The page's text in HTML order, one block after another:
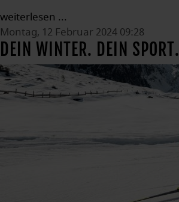
weiterlesen ...
Montag, 12 Februar 2024 09:28
DEIN WINTER. DEIN SPORT.